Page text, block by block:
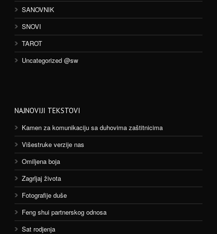
SANOVNIK
SNOVI
TAROT
Uncategorized @sw
NAJNOVIJI TEKSTOVI
Kamen za komunikaciju sa duhovima zaštitnicima
Višestruke verzije nas
Omiljena boja
Zagrljaj života
Fotografije duše
Feng shui partnerskog odnosa
Sat rodjenja